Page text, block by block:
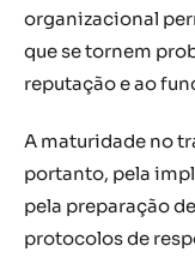
organizacional
que se tornem
reputação e ao
A maturidade no
portanto, pela
pela preparação
protocolos de